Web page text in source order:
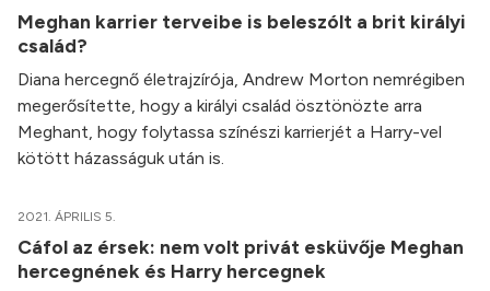
Meghan karrier terveibe is beleszólt a brit királyi
család?
Diana hercegnő életrajzírója, Andrew Morton nemrégiben
megerősítette, hogy a királyi család ösztönözte arra
Meghant, hogy folytassa színészi karrierjét a Harry-vel
kötött házasságuk után is.
2021. ÁPRILIS 5.
Cáfol az érsek: nem volt privát esküvője Meghan
hercegnének és Harry hercegnek